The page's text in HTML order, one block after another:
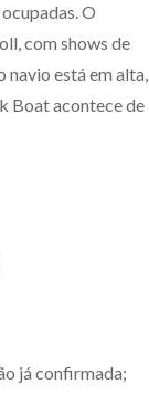
O
com shows de
navio está em alta,
Boat acontece de
já confirmada;